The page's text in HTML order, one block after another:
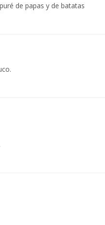
de papas y de batatas